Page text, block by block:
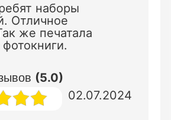
(5.0)
наборы
Отличное
же печатала
02.07.2024